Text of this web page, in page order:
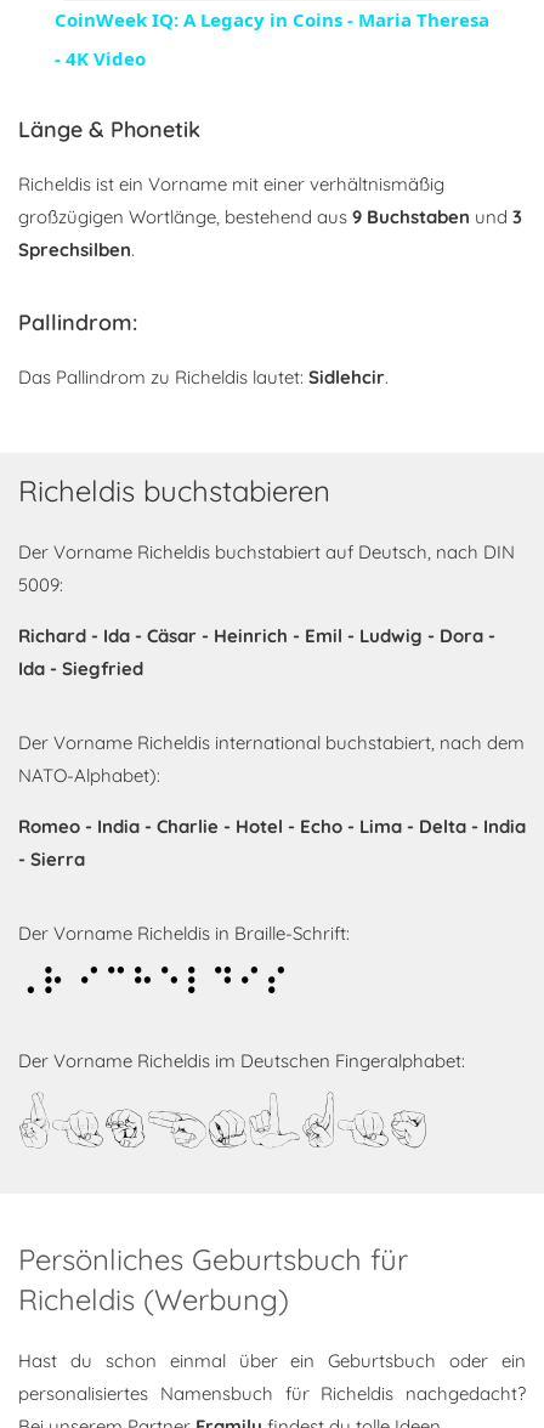
CoinWeek IQ: A Legacy in Coins - Maria Theresa
- 4K Video
Länge & Phonetik
Richeldis ist ein Vorname mit einer verhältnismäßig
großzügigen Wortlänge, bestehend aus 9 Buchstaben und 3
Sprechsilben.
Pallindrom:
Das Pallindrom zu Richeldis lautet: Sidlehcir.
Richeldis buchstabieren
Der Vorname Richeldis buchstabiert auf Deutsch, nach DIN
5009:
Richard - Ida - Cäsar - Heinrich - Emil - Ludwig - Dora -
Ida - Siegfried
Der Vorname Richeldis international buchstabiert, nach dem
NATO-Alphabet):
Romeo - India - Charlie - Hotel - Echo - Lima - Delta - India
- Sierra
Der Vorname Richeldis in Braille-Schrift:
Richeldis
Der Vorname Richeldis im Deutschen Fingeralphabet:
Richeldis
Persönliches Geburtsbuch für
Richeldis (Werbung)
Hast du schon einmal über ein Geburtsbuch oder ein
personalisiertes Namensbuch für Richeldis nachgedacht?